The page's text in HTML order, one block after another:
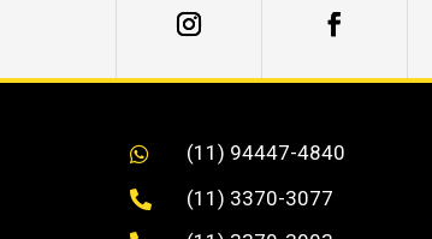
 (11) 94447-4840
 (11) 3370-3077